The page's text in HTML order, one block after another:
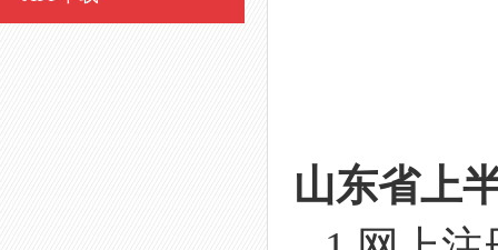
山东省上